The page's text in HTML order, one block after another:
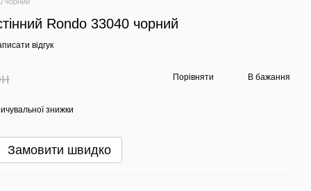
Rondo 33040 чорний
відгук
Порівняти В бажання
знижки
Замовити швидко